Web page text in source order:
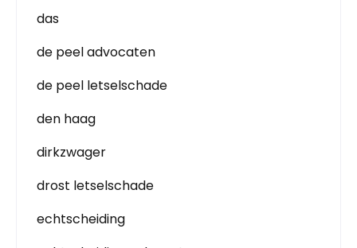
das
de peel advocaten
de peel letselschade
den haag
dirkzwager
drost letselschade
echtscheiding